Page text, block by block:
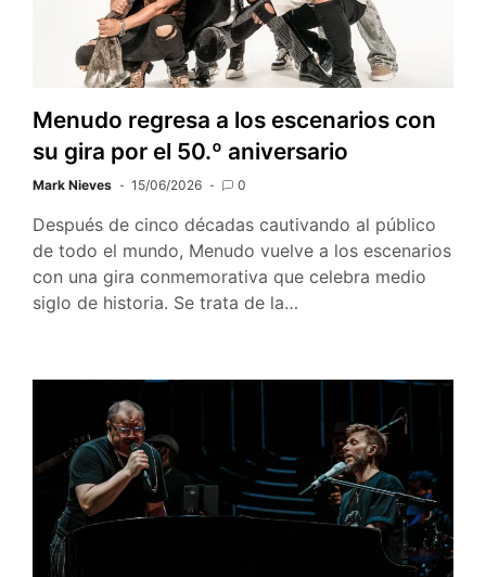
Menudo regresa a los escenarios con
su gira por el 50.º aniversario
Mark Nieves 15/06/2026 0
Después de cinco décadas cautivando al público
de todo el mundo, Menudo vuelve a los escenarios
con una gira conmemorativa que celebra medio
siglo de historia. Se trata de la…